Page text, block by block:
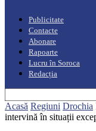
Publicitate
Contacte
Abonare
Rapoarte
Lucru în Soroca
Redacția
Acasă Regiuni Drochia
intervină în situații